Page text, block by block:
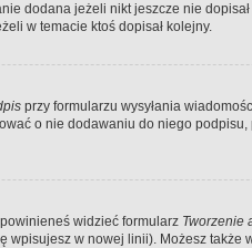
dodana jeżeli nikt jeszcze nie
w temacie ktoś dopisał kolejny.
przy formularzu wysyłania
o nie dodawaniu do niego
widzieć formularz Tworzenie
w nowej linii). Możesz